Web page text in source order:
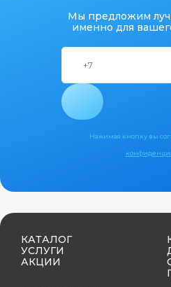
Мы предложим
именно для
Нажимая кнопку вы
КАТАЛОГ
УСЛУГИ
АКЦИИ